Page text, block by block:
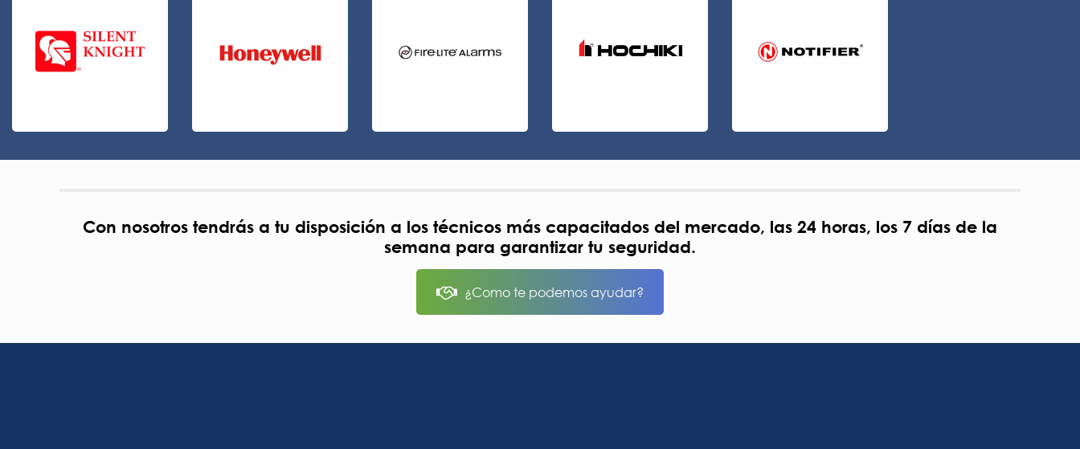
Con nosotros tendrás a tu disposición a los técnicos más capacitados del mercado, las 24 horas, los 7 días de la
semana para garantizar tu seguridad.
¿Como te podemos ayudar?